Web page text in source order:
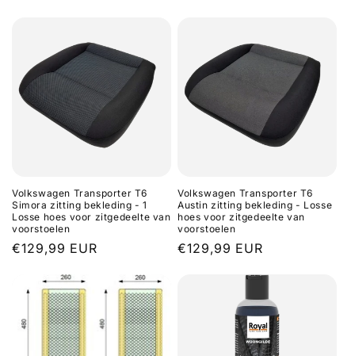
Volkswagen Transporter T6
Simora zitting bekleding - 1
Losse hoes voor zitgedeelte van
voorstoelen
Regular
€129,99 EUR
Volkswagen Transporter T6
Austin zitting bekleding - Losse
hoes voor zitgedeelte van
voorstoelen
Regular
€129,99 EUR